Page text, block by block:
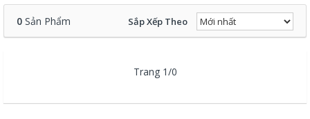
0 Sản Phẩm Sắp Xếp Theo
Trang 1/0